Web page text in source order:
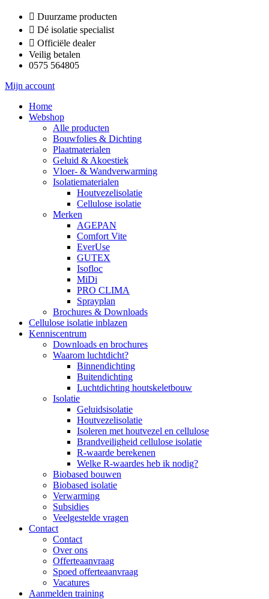
inhoud
Duurzame producten
Dé isolatie specialist
Officiële dealer
Veilig betalen
0575 564805
Mijn account
Home
Webshop
Alle producten
Bouwfolies & Dichting
Plaatmaterialen
Geluid & Akoestiek
Vloer- & Wandverwarming
Isolatiematerialen
Houtvezelisolatie
Cellulose isolatie
Merken
AGEPAN
Comfort Vite
EverUse
GUTEX
Isofloc
MiDi
PRO CLIMA
Sprayplan
Brochures & Downloads
Cellulose isolatie inblazen
Kenniscentrum
Downloads en brochures
Waarom luchtdicht?
Binnendichting
Buitendichting
Luchtdichting houtskeletbouw
Isolatie
Geluidsisolatie
Houtvezelisolatie
Isoleren met houtvezel en cellulose
Brandveiligheid cellulose isolatie
R-waarde berekenen
Welke R-waardes heb ik nodig?
Biobased bouwen
Biobased isolatie
Verwarming
Subsidies
Veelgestelde vragen
Contact
Contact
Over ons
Offerteaanvraag
Spoed offerteaanvraag
Vacatures
Aanmelden training